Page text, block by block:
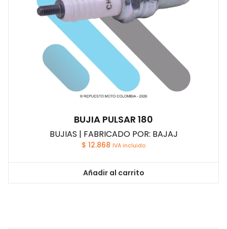
BUJIA PULSAR 180
BUJIAS | FABRICADO POR: BAJAJ
$ 12.868 IVA incluido
Añadir al carrito